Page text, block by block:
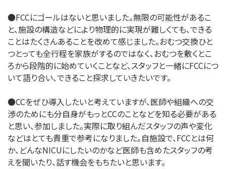
●FCCにゴールはないと思いました。無限の可能性があるこ
と、施設の構造などにより物理的に実現が難しくても、できる
ことはたくさんあることを改めて感じました。おむつ交換ひと
つとっても全行程を家族がするのではなく、おむつを敷くとこ
ろから段階的に始めていくことなど、スタッフと一緒にFCCにつ
いて語り合い、できること探求していきたいです。
●CCをぜひ導入したいと考えていますが、医師や組織への交
渉のためにも分自身がもっとCCのことなどを知る必要がある
と思い、参加しました。実際に取り組んだスタッフの声や変化
などはとても貴重で参考になりました。自施設で、FCCとは何
か、どんなNICUにしたいのかなど医師も含めたスタッフの考
えを聞いたり、話す機会をもちたいと思います。